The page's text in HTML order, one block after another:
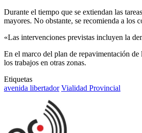
Durante el tiempo que se extiendan las
mayores. No obstante, se recomienda a los
«Las intervenciones previstas incluyen la
En el marco del plan de repavimentación
los trabajos en otras zonas.
Etiquetas
avenida libertador Vialidad Provincial